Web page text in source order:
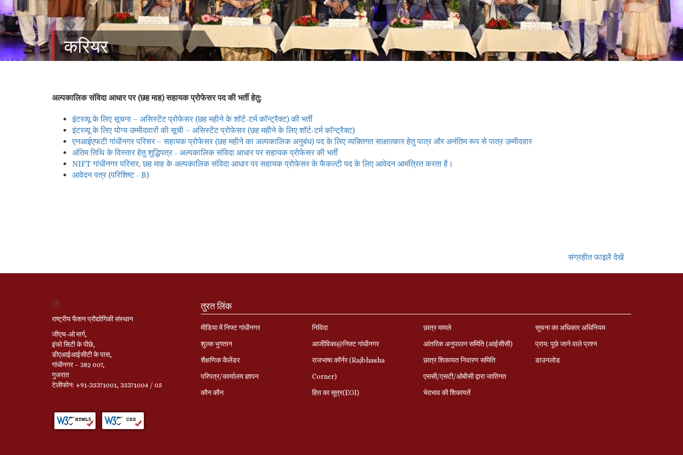
करियर
अल्पकालिक संविदा आधार पर (छह माह) सहायक प्रोफेसर पद की भर्ती हेतु:
इंटरव्यू के लिए सूचना – असिस्टेंट प्रोफेसर (छह महीने के शॉर्ट-टर्म कॉन्ट्रैक्ट) की भर्ती
इंटरव्यू के लिए योग्य उम्मीदवारों की सूची – असिस्टेंट प्रोफेसर (छह महीने के लिए शॉर्ट-टर्म कॉन्ट्रैक्ट)
एनआईएफटी गांधीनगर परिसर – सहायक प्रोफेसर (छह महीने का अल्पकालिक अनुबंध) पद के लिए व्यक्तिगत साक्षात्कार हेतु पात्र और अनंतिम रूप से पात्र उम्मीदवार
अंतिम तिथि के विस्तार हेतु शुद्धिपत्र - अल्पकालिक संविदा आधार पर सहायक प्रोफेसर की भर्ती
NIFT गांधीनगर परिसर, छह माह के अल्पकालिक संविदा आधार पर सहायक प्रोफेसर के फैकल्टी पद के लिए आवेदन आमंत्रित करता है।
आवेदन पत्र (परिशिष्ट - B)
संग्रहीत फाइलें देखें
राष्ट्रीय फैशन प्रौद्योगिकी संस्थान
जीएच-ओ मार्ग,
इंफो सिटी के पीछे,
डीएआईआईसीटी के पास,
गांधीनगर – 382 007,
गुजरात
टेलीफोन: +91-35371001, 35371004 / 05
तुरत लिंक
मीडिया में निफ्ट गांधीनगर
शुल्क भुगतान
शैक्षणिक कैलेंडर
परिपत्र/कार्यालय ज्ञापन
कौन कौन
निविदा
आजीविका@निफ़्ट गांधीनगर
राजभाषा कॉर्नर (Rajbhasha
Corner)
हित का सूत्र(EOI)
छात्र मामले
आंतरिक अनुपालन समिति (आईसीसी)
छात्र शिकायत निवारण समिति
एससी/एसटी/ओबीसी द्वारा जातिगत
भेदभाव की शिकायतें
सूचना का अधिकार अधिनियम
प्राय: पूछे जाने वाले प्रश्‍न
डाउनलोड